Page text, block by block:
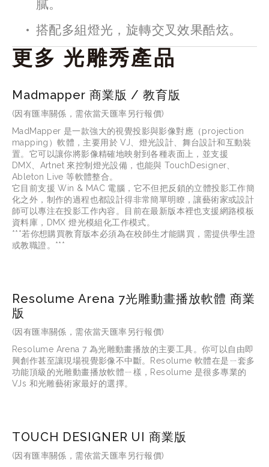
膩。
搭配多組燈光，旋轉交叉效果酷炫。
更多 光雕秀產品
Madmapper 商業版 / 教育版
(因有匯率關係，需依當天匯率另行報價)
MadMapper 是一款強大的視覺投影與影像對應（projection
mapping）軟體，主要用於 VJ、燈光設計、舞台設計和互動裝
置。它可以讓你將影像精確地映射到各種表面上，並支援
DMX、Artnet 來控制燈光設備，也能與 TouchDesigner、
Ableton Live 等軟體整合。
它目前支援 Win & MAC 電腦，它不但把反鎖的立體投影工作簡
化之外，制作的過程也都設計得非常簡單明瞭，讓藝術家或設計
師可以專注在投影工作內容。目前在最新版本裡也支援網路模板
資料庫，DMX 燈光模組化工作模式。
***若你想購買教育版本必須為在校師生才能購買，需提供學生證
或教職證。***
Resolume Arena 7光雕動畫播放軟體 商業
版
(因有匯率關係，需依當天匯率另行報價)
Resolume Arena 7 為光雕動畫播放的主要工具。你可以自由即
興創作甚至讓現場視覺影像不中斷。Resolume 軟體在是ㄧ套多
功能頂級的光雕動畫播放軟體ㄧ樣，Resolume 是很多專業的
VJs 和光雕藝術家最好的選擇。
TOUCH DESIGNER UI 商業版
(因有匯率關係，需依當天匯率另行報價)